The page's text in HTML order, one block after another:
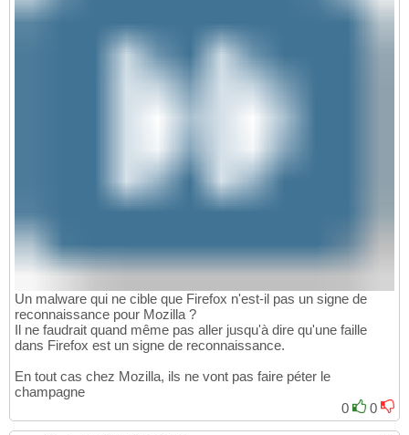
Un malware qui ne cible que Firefox n'est-il pas un signe de
reconnaissance pour Mozilla ?
Il ne faudrait quand même pas aller jusqu'à dire qu'une faille
dans Firefox est un signe de reconnaissance.
En tout cas chez Mozilla, ils ne vont pas faire péter le
champagne
0
0